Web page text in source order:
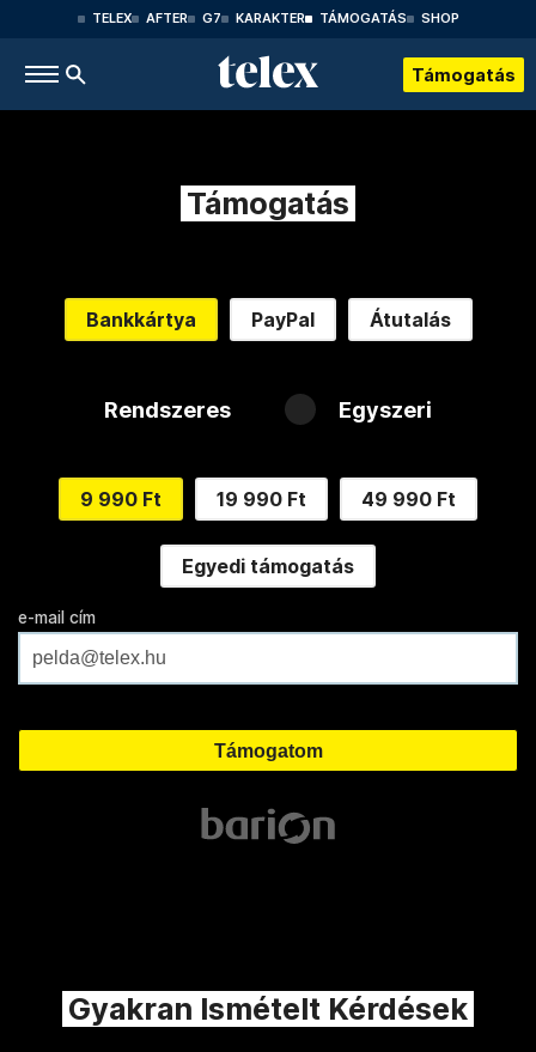
TELEX AFTER G7 KARAKTER TÁMOGATÁS SHOP
Támogatás
Támogatás
Bankkártya PayPal Átutalás
Rendszeres Egyszeri
9 990 Ft 19 990 Ft 49 990 Ft
Egyedi támogatás
e-mail cím
Gyakran Ismételt Kérdések